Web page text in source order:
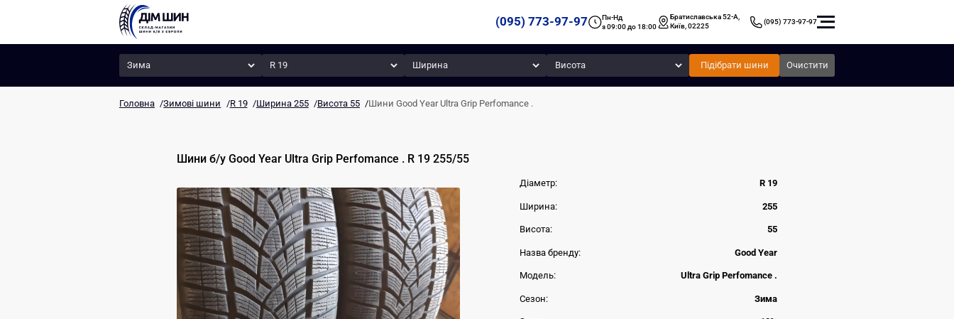
(095) 773-97-97
Пн-Нд
з 09:00 до 18:00
Братиславська 52-А,
Київ, 02225
(095) 773-97-97
Сезон Радіус Ширина Висота
Підібрати шини Очистити
Головна /Зимові шини /R 19 /Ширина 255 /Висота 55 /Шини Good Year Ultra Grip Perfomance .
Шини б/у Good Year Ultra Grip Perfomance . R 19 255/55
Діаметр: R 19
Ширина: 255
Висота: 55
Назва бренду: Good Year
Модель: Ultra Grip Perfomance .
Сезон: Зима